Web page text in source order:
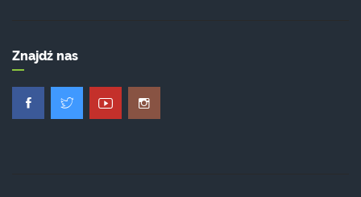
Znajdź nas